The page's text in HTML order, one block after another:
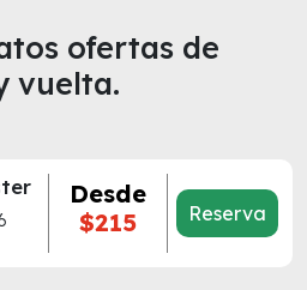
ofertas de
vuelta.
Desde
$215
Reserva